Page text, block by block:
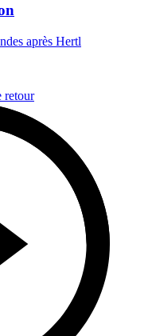
après Hertl